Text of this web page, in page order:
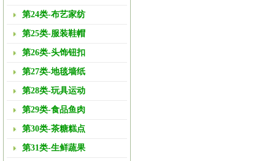
第24类-布艺家纺
第25类-服装鞋帽
第26类-头饰钮扣
第27类-地毯墙纸
第28类-玩具运动
第29类-食品鱼肉
第30类-茶糖糕点
第31类-生鲜蔬果